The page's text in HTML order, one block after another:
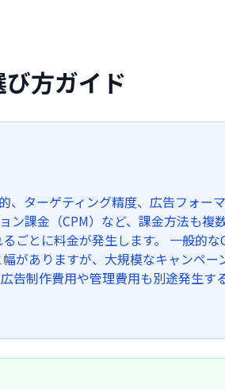
方ガイド
、ターゲティング精度、広告フォー
ン課金（CPM）など、課金方法も複
ごとに料金が発生します。 一般的
がありますが、大規模なキャンペ
告制作費用や管理費用も別途発生す